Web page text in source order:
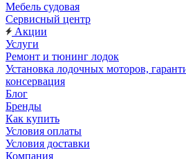
Мебель судовая
Сервисный центр
Акции
Услуги
Ремонт и тюнинг лодок
Установка лодочных моторов,
консервация
Блог
Бренды
Как купить
Условия оплаты
Условия доставки
Компания